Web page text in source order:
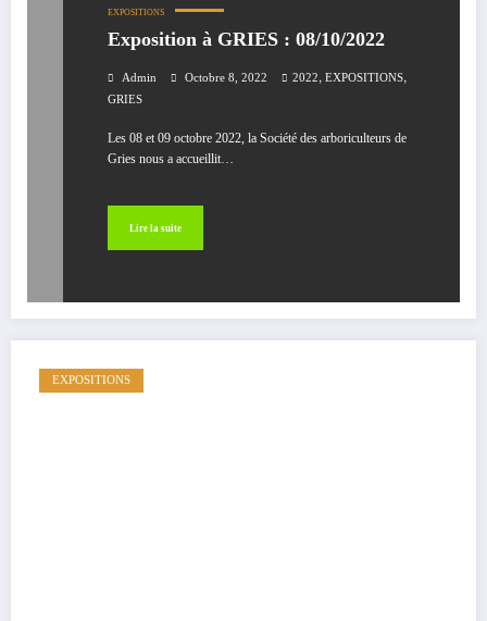
EXPOSITIONS
Exposition à GRIES : 08/10/2022
Admin Octobre 8, 2022 2022, EXPOSITIONS,
GRIES
Les 08 et 09 octobre 2022, la Société des arboriculteurs de
Gries nous a accueillit…
Lire la suite
EXPOSITIONS